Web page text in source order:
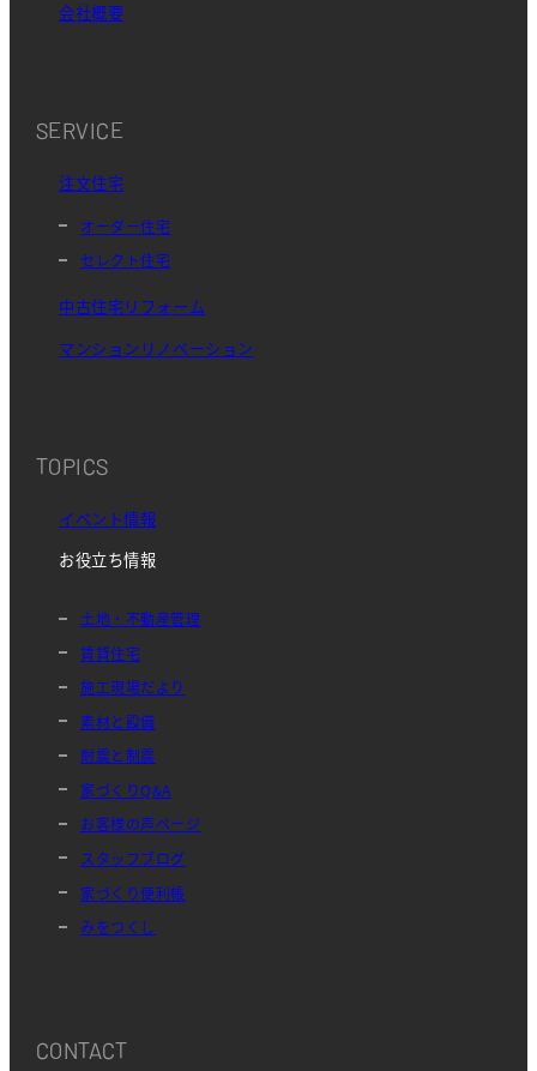
会社概要
SERVICE
注文住宅
オーダー住宅
セレクト住宅
中古住宅リフォーム
マンションリノベーション
TOPICS
イベント情報
お役立ち情報
土地・不動産管理
賃貸住宅
施工現場だより
素材と設備
耐震と制震
家づくりQ&A
お客様の声ページ
スタッフブログ
家づくり便利帳
みをつくし
CONTACT